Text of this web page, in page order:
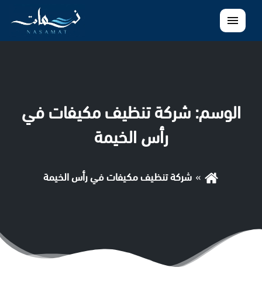
القائمة
الوسم:شركة تنظيف مكيفات في
رأس الخيمة
شركة تنظيف مكيفات في رأس الخيمة